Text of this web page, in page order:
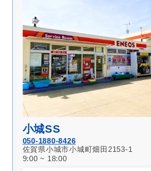
小城SS
050-1880-8426
佐賀県小城市小城町畑田2153-1
9:00 ~ 18:00